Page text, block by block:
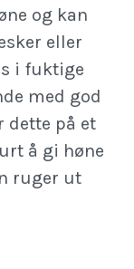
og kan
eller
i fuktige
med god
dette på et
å gi høne
ruger ut